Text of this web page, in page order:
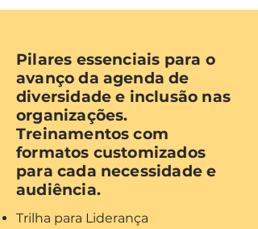
Pilares essenciais para o
avanço da agenda de
diversidade e inclusão nas
organizações.
Treinamentos com
formatos customizados
para cada necessidade e
audiência.
Trilha para Liderança